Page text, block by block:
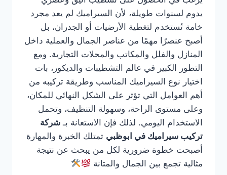
يدوم لسنوات طويلة، لأن السيراميك لم يعد مجرد
خامة تُستخدم لتغطية الأرضيات أو الجدران، بل
أصبح عنصرًا مهمًا من عناصر الجمال والعملية داخل
المنازل والفلل والمكاتب والمحلات التجارية. ومع
التطور الكبير في عالم التشطيبات والديكور، بات
اختيار نوع السيراميك المناسب وطريقة تركيبه من
أهم العوامل التي تؤثر على الشكل النهائي للمكان،
وعلى مستوى الراحة، وسهولة التنظيف، وتحمل
الاستخدام اليومي. لذلك فإن الاستعانة بـ شركة
تركيب سيراميك في ابوظبي تمتلك الخبرة والمهارة
أصبحت خطوة ضرورية لكل من يبحث عن نتيجة
مثالية تجمع بين الجمال والمتانة